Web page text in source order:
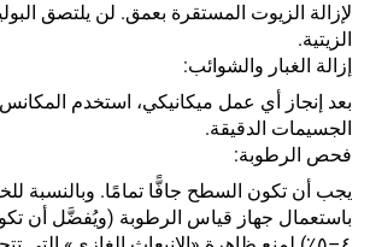
لإزالة الزيوت المستقرة بعمق. لن يلتصق
الزيتية.
إزالة الغبار والشوائب:
بعد إنجاز أي عمل ميكانيكي، استخدم المكانس
الجسيمات الدقيقة.
فحص الرطوبة:
يجب أن تكون السطح جافًّا تمامًا. وبالنسبة
باستعمال جهاز قياس الرطوبة (ويُفضَّل أن